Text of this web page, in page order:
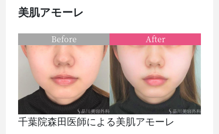
美肌アモーレ
千葉院森田医師による美肌アモーレ
Before After